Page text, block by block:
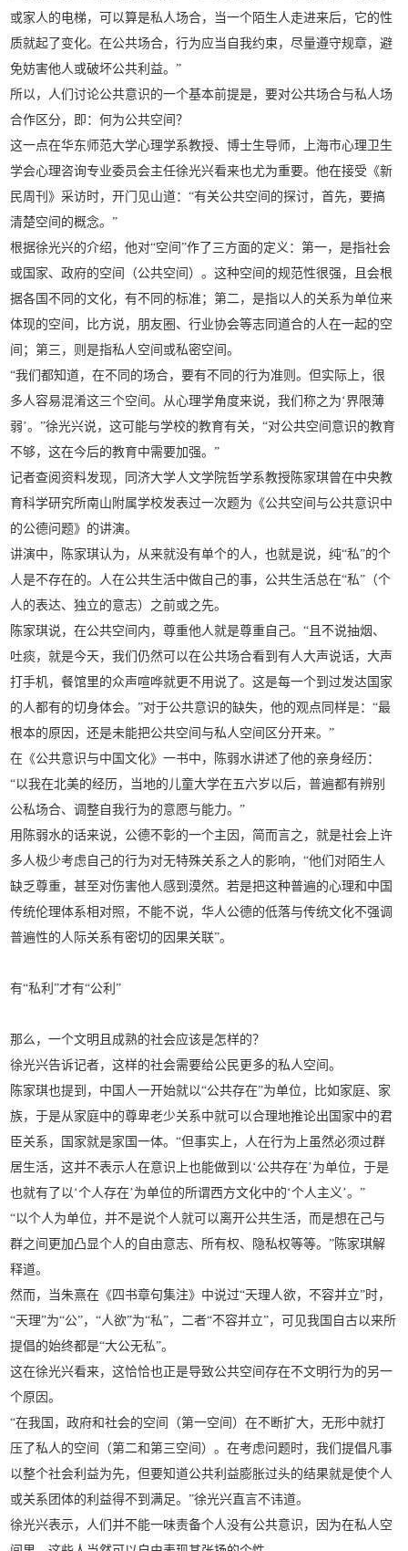
或家人的电梯，可以算是私人场合，当一个陌生人走进来后，它的性
质就起了变化。在公共场合，行为应当自我约束，尽量遵守规章，避
免妨害他人或破坏公共利益。”
所以，人们讨论公共意识的一个基本前提是，要对公共场合与私人场
合作区分，即：何为公共空间？
这一点在华东师范大学心理学系教授、博士生导师，上海市心理卫生
学会心理咨询专业委员会主任徐光兴看来也尤为重要。他在接受《新
民周刊》采访时，开门见山道：“有关公共空间的探讨，首先，要搞
清楚空间的概念。”
根据徐光兴的介绍，他对“空间”作了三方面的定义：第一，是指社会
或国家、政府的空间（公共空间）。这种空间的规范性很强，且会根
据各国不同的文化，有不同的标准；第二，是指以人的关系为单位来
体现的空间，比方说，朋友圈、行业协会等志同道合的人在一起的空
间；第三，则是指私人空间或私密空间。
“我们都知道，在不同的场合，要有不同的行为准则。但实际上，很
多人容易混淆这三个空间。从心理学角度来说，我们称之为‘界限薄
弱’。”徐光兴说，这可能与学校的教育有关，“对公共空间意识的教育
不够，这在今后的教育中需要加强。”
记者查阅资料发现，同济大学人文学院哲学系教授陈家琪曾在中央教
育科学研究所南山附属学校发表过一次题为《公共空间与公共意识中
的公德问题》的讲演。
讲演中，陈家琪认为，从来就没有单个的人，也就是说，纯“私”的个
人是不存在的。人在公共生活中做自己的事，公共生活总在“私”（个
人的表达、独立的意志）之前或之先。
陈家琪说，在公共空间内，尊重他人就是尊重自己。“且不说抽烟、
吐痰，就是今天，我们仍然可以在公共场合看到有人大声说话，大声
打手机，餐馆里的众声喧哗就更不用说了。这是每一个到过发达国家
的人都有的切身体会。”对于公共意识的缺失，他的观点同样是：“最
根本的原因，还是未能把公共空间与私人空间区分开来。”
在《公共意识与中国文化》一书中，陈弱水讲述了他的亲身经历：
“以我在北美的经历，当地的儿童大学在五六岁以后，普遍都有辨别
公私场合、调整自我行为的意愿与能力。”
用陈弱水的话来说，公德不彰的一个主因，简而言之，就是社会上许
多人极少考虑自己的行为对无特殊关系之人的影响，“他们对陌生人
缺乏尊重，甚至对伤害他人感到漠然。若是把这种普遍的心理和中国
传统伦理体系相对照，不能不说，华人公德的低落与传统文化不强调
普遍性的人际关系有密切的因果关联”。
有“私利”才有“公利”
那么，一个文明且成熟的社会应该是怎样的？
徐光兴告诉记者，这样的社会需要给公民更多的私人空间。
陈家琪也提到，中国人一开始就以“公共存在”为单位，比如家庭、家
族，于是从家庭中的尊卑老少关系中就可以合理地推论出国家中的君
臣关系，国家就是家国一体。“但事实上，人在行为上虽然必须过群
居生活，这并不表示人在意识上也能做到以‘公共存在’为单位，于是
也就有了以‘个人存在’为单位的所谓西方文化中的‘个人主义’。”
“以个人为单位，并不是说个人就可以离开公共生活，而是想在己与
群之间更加凸显个人的自由意志、所有权、隐私权等等。”陈家琪解
释道。
然而，当朱熹在《四书章句集注》中说过“天理人欲，不容并立”时，
“天理”为“公”，“人欲”为“私”，二者“不容并立”，可见我国自古以来所
提倡的始终都是“大公无私”。
这在徐光兴看来，这恰恰也正是导致公共空间存在不文明行为的另一
个原因。
“在我国，政府和社会的空间（第一空间）在不断扩大，无形中就打
压了私人的空间（第二和第三空间）。在考虑问题时，我们提倡凡事
以整个社会利益为先，但要知道公共利益膨胀过头的结果就是使个人
或关系团体的利益得不到满足。”徐光兴直言不讳道。
徐光兴表示，人们并不能一味责备个人没有公共意识，因为在私人空